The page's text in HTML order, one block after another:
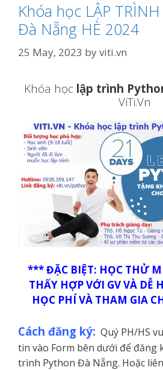
Khóa học LẬP
Đà Nẵng HÈ 2024
25 May, 2023 byviti.vn
Khóa học lập trình
ViTi.Vn
*** ĐẶC BIỆT: HỌC THỬ
THẤY HỢP VỚI GV VÀ DỄ
HỌC PHÍ VÀ THAM GIA
Cách đăng ký: Quý PH/HS
tin vào Form bên dưới để đăng
trình Python Đà Nẵng. Hoặc